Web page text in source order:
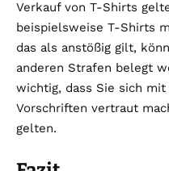
Verkauf von T-Shirts
beispielsweise T-Shirts
das als anstößig gilt,
anderen Strafen belegt
wichtig, dass Sie sich
Vorschriften vertraut
gelten.